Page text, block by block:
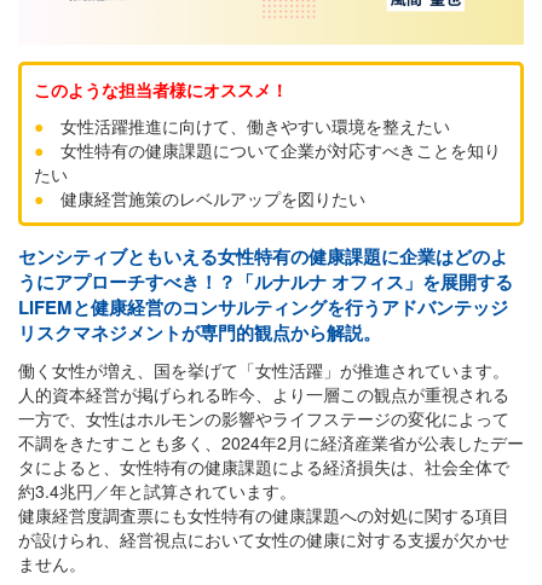
このような担当者様にオススメ！
● 女性活躍推進に向けて、働きやすい環境を整えたい
● 女性特有の健康課題について企業が対応すべきことを知り
たい
● 健康経営施策のレベルアップを図りたい
センシティブともいえる女性特有の健康課題に企業はどのよ
うにアプローチすべき！？「ルナルナ オフィス」を展開する
LIFEMと健康経営のコンサルティングを行うアドバンテッジ
リスクマネジメントが専門的観点から解説。
働く女性が増え、国を挙げて「女性活躍」が推進されています。
人的資本経営が掲げられる昨今、より一層この観点が重視される
一方で、女性はホルモンの影響やライフステージの変化によって
不調をきたすことも多く、2024年2月に経済産業省が公表したデー
タによると、女性特有の健康課題による経済損失は、社会全体で
約3.4兆円／年と試算されています。
健康経営度調査票にも女性特有の健康課題への対処に関する項目
が設けられ、経営視点において女性の健康に対する支援が欠かせ
ません。